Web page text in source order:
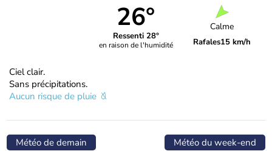
26°
Ressenti 28°
en raison de l'humidité
Calme
Rafales15 km/h
Ciel clair.
Sans précipitations.
Aucun risque de pluie
Météo de demain Météo du week-end